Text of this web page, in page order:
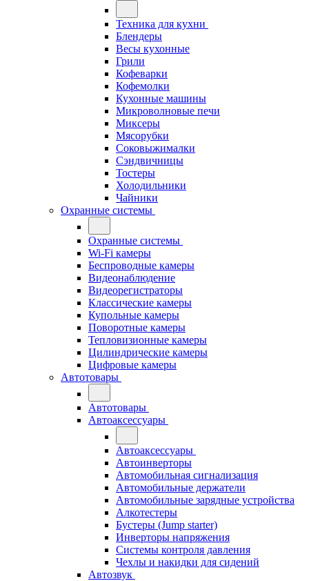
Техника для кухни
Блендеры
Весы кухонные
Грили
Кофеварки
Кофемолки
Кухонные машины
Микроволновые печи
Миксеры
Мясорубки
Соковыжималки
Сэндвичницы
Тостеры
Холодильники
Чайники
Охранные системы
Охранные системы
Wi-Fi камеры
Беспроводные камеры
Видеонаблюдение
Видеорегистраторы
Классические камеры
Купольные камеры
Поворотные камеры
Тепловизионные камеры
Цилиндрические камеры
Цифровые камеры
Автотовары
Автотовары
Автоаксессуары
Автоаксессуары
Автоинверторы
Автомобильная сигнализация
Автомобильные держатели
Автомобильные зарядные устройства
Алкотестеры
Бустеры (Jump starter)
Инверторы напряжения
Системы контроля давления
Чехлы и накидки для сидений
Автозвук